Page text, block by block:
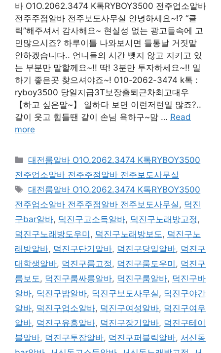
바 O1O.2062.3474 K톡RYBOY3500 전주업소알바
전주주점알바 전주보도사무실 안녕하세요~!? “클
릭”해주셔서 감사해요~ 현실성 없는 광고들속에 고
민많으시죠? 하루이틀 나와보시면 들통날 거짓말
안하겠습니다.. 언니들의 시간 뺏지 않고 지키고 있
는 부분만 말할께요~!! 딱! 3분만 투자하세요~!! 일
하기 좋은곳 찾으셔야죠~! 010-2062-3474 k톡 :
ryboy3500 당일지급3T보장출퇴근차최고대우
【하고 싶은말~】 일하다 보면 이런저런일 많죠?..
같이 웃고 힘들땐 같이 손님 욕하구~맘 … Read
more
카
테
고
리
대전룸알바 O1O.2062.3474 K톡RYBOY3500
전주업소알바 전주주점알바 전주보도사무실
태
그
대전룸알바 O1O.2062.3474 K톡RYBOY3500
전주업소알바 전주주점알바 전주보도사무실 , 덕진
구bar알바, 덕진구고소득알바, 덕진구노래방고정 ,
덕진구노래방도우미 , 덕진구노래방보도 , 덕진구노
래방알바, 덕진구단기알바, 덕진구당일알바, 덕진구
대학생알바, 덕진구룸고정 , 덕진구룸도우미 , 덕진구
룸보도 , 덕진구룸싸롱알바, 덕진구룸알바, 덕진구바
알바, 덕진구밤알바, 덕진구보도사무실 , 덕진구야간
알바, 덕진구업소알바, 덕진구여성알바, 덕진구여우
알바, 덕진구유흥알바, 덕진구장기알바, 덕진구테이
블알바, 덕진구투잡알바, 덕진구퍼블릭알바, 서신동